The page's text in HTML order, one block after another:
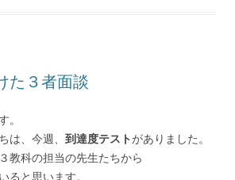
た３者面談
。
は、今週、 到達度テストがありました。
教科の担当の先生たちから
ると思います。